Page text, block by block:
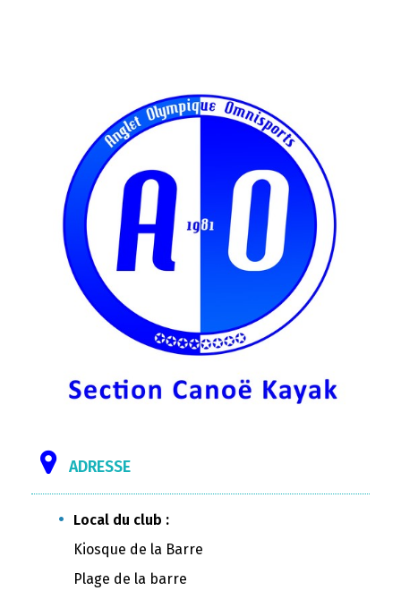
ADRESSE
Local du club :
Kiosque de la Barre
Plage de la barre